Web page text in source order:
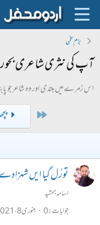
بزم سخن
آپ کی نثری شاعری
اس زمرے میں مبتدی اور وہ شاعرجو
First
تو رُل گیا ایں
اسامہ جمشید
جوابات 0 جنوری 8، 2021